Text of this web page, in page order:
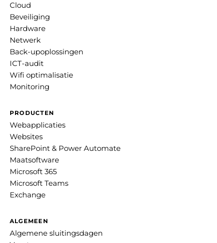
Cloud
Beveiliging
Hardware
Netwerk
Back-upoplossingen
ICT-audit
Wifi optimalisatie
Monitoring
PRODUCTEN
Webapplicaties
Websites
SharePoint & Power Automate
Maatsoftware
Microsoft 365
Microsoft Teams
Exchange
ALGEMEEN
Algemene sluitingsdagen